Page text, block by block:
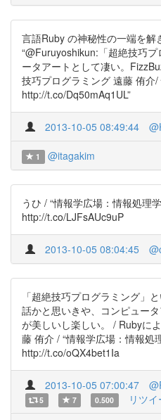
言語Ruby の神秘性の一端を解
“@Furuyoshikun:「超絶技巧
ータアートとして凄い。
技巧プログラミング 遠藤 侑介
http://t.co/Dq50mAq1UL”
2013-10-05 08:49:44
1 @itagakim
うひ / “情報学広場：情報処理
http://t.co/LJFsAUc9uP
2013-10-05 08:04:45
「超絶技巧プログラミング」
話かと思いきや、コンピュー
が美しいし楽しい。 / Rubyに
藤 侑介 / “情報学広場：情報処
http://t.co/oQX4bet1Ia
2013-10-05 07:00:47
5 7 0.500 リツ